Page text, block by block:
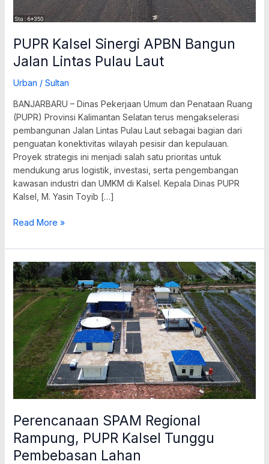
PUPR Kalsel Sinergi APBN Bangun
Jalan Lintas Pulau Laut
Urban / Sultan
BANJARBARU – Dinas Pekerjaan Umum dan Penataan Ruang
(PUPR) Provinsi Kalimantan Selatan terus mengakselerasi
pembangunan Jalan Lintas Pulau Laut sebagai bagian dari
penguatan konektivitas wilayah pesisir dan kepulauan.
Proyek strategis ini menjadi salah satu prioritas untuk
mendukung arus logistik, investasi, serta pengembangan
kawasan industri dan UMKM di Kalsel. Kepala Dinas PUPR
Kalsel, M. Yasin Toyib […]
Read More »
Perencanaan SPAM Regional
Rampung, PUPR Kalsel Tunggu
Pembebasan Lahan
Perencanaan
SPAM
Regional
Rampung,
PUPR
Kalsel
Tunggu
Pembebasan
Lahan